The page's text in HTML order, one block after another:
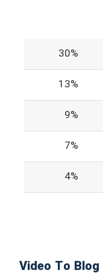
30%
13%
9%
7%
4%